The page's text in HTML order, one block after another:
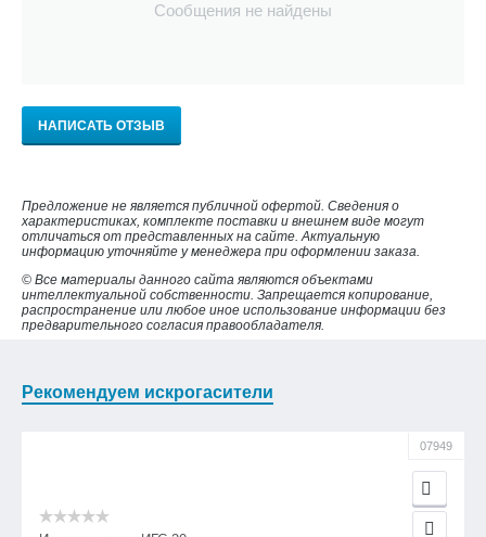
Сообщения не найдены
НАПИСАТЬ ОТЗЫВ
Предложение не является публичной офертой. Сведения о
характеристиках, комплекте поставки и внешнем виде могут
отличаться от представленных на сайте. Актуальную
информацию уточняйте у менеджера при оформлении заказа.
© Все материалы данного сайта являются объектами
интеллектуальной собственности. Запрещается копирование,
распространение или любое иное использование информации без
предварительного согласия правообладателя.
Рекомендуем искрогасители
07949